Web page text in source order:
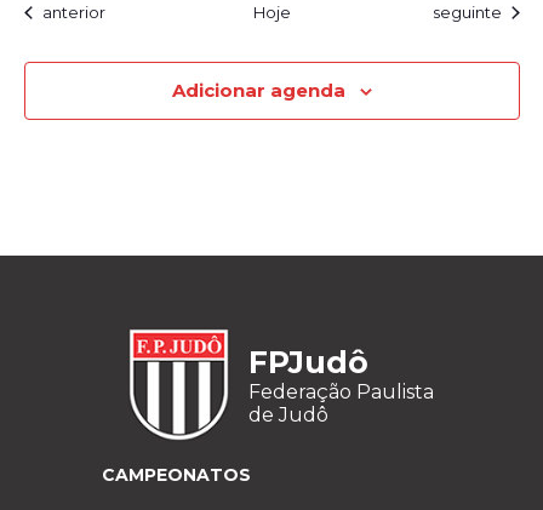
Eventos
anterior Hoje Eventos
seguinte
Adicionar agenda
FPJudô
Federação Paulista
de Judô
CAMPEONATOS